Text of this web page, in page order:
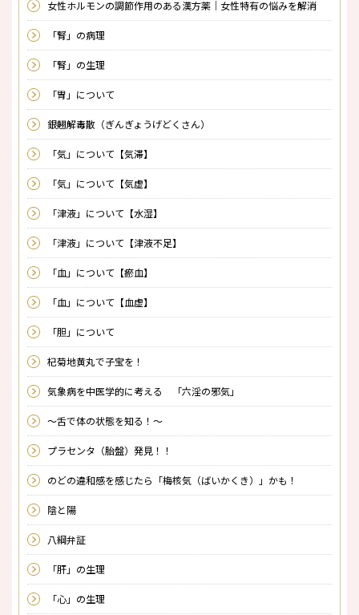
女性ホルモンの調節作用のある漢方薬｜女性特有の悩みを解消
「腎」の病理
「腎」の生理
「胃」について
銀翹解毒散（ぎんぎょうげどくさん）
「気」について【気滞】
「気」について【気虚】
「津液」について【水湿】
「津液」について【津液不足】
「血」について【瘀血】
「血」について【血虚】
「胆」について
杞菊地黄丸で子宝を！
気象病を中医学的に考える 「六淫の邪気」
～舌で体の状態を知る！～
プラセンタ（胎盤）発見！！
のどの違和感を感じたら「梅核気（ばいかくき）」かも！
陰と陽
八綱弁証
「肝」の生理
「心」の生理